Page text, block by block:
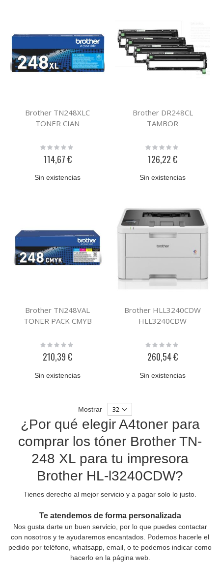
Brother TN248XLC
TONER CIAN
Rating:
114,67 €
Sin existencias
Brother DR248CL
TAMBOR
Rating:
126,22 €
Sin existencias
Brother TN248VAL
TONER PACK CMYB
Rating:
210,39 €
Sin existencias
Brother HLL3240CDW
HLL3240CDW
Rating:
260,54 €
Sin existencias
Mostrar
¿Por qué elegir A4toner para
comprar los tóner Brother TN-
248 XL para tu impresora
Brother HL-l3240CDW?
Tienes derecho al mejor servicio y a pagar solo lo justo.
Te atendemos de forma personalizada
Nos gusta darte un buen servicio, por lo que puedes contactar
con nosotros y te ayudaremos encantados. Podemos hacerle el
pedido por teléfono, whatsapp, email, o te podemos indicar como
hacerlo en la página web.